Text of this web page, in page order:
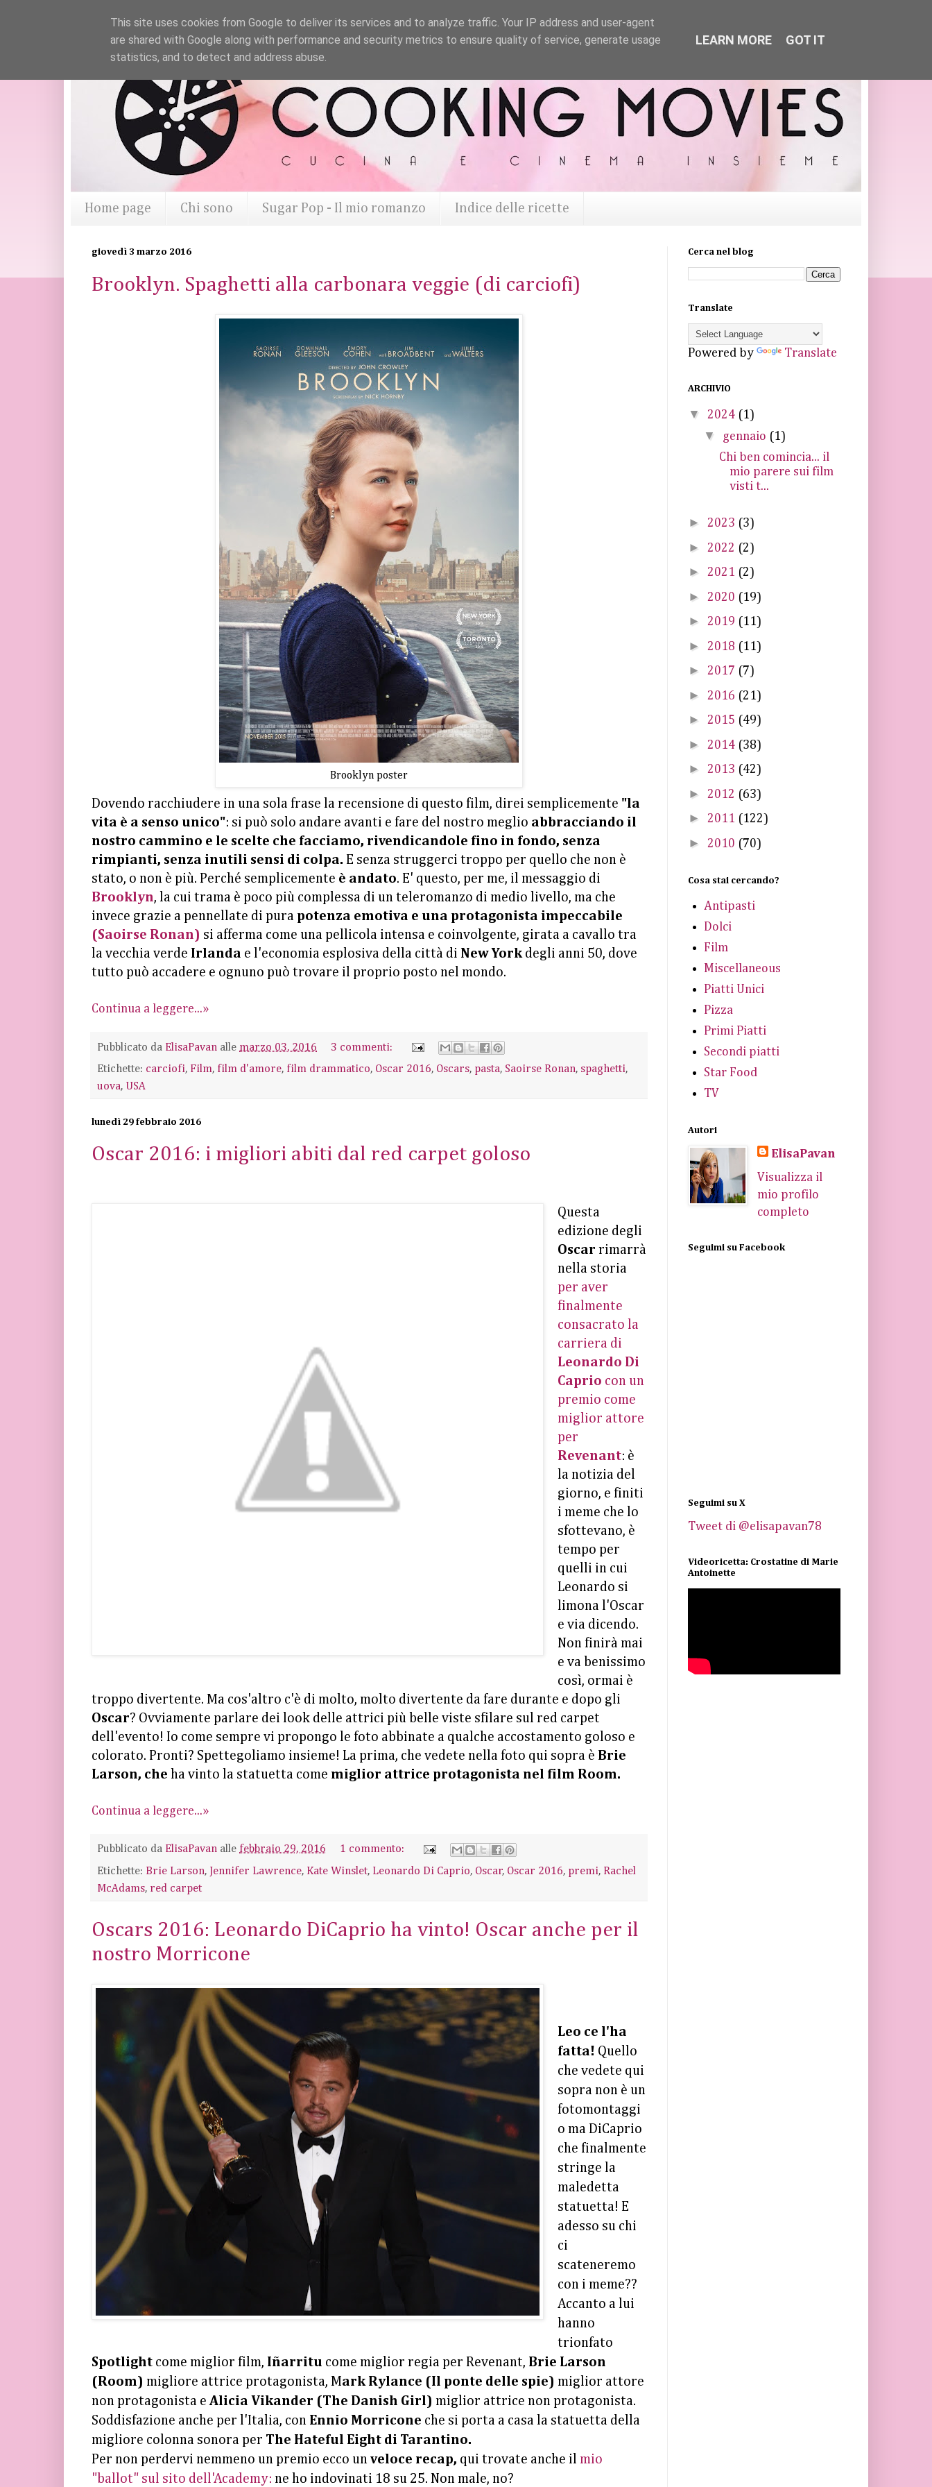
Home page Chi sono Sugar Pop - Il mio romanzo Indice delle ricette
giovedì 3 marzo 2016
Brooklyn. Spaghetti alla carbonara veggie (di carciofi)
Brooklyn poster
Dovendo racchiudere in una sola frase la recensione di questo film, direi semplicemente "la
vita è a senso unico": si può solo andare avanti e fare del nostro meglio abbracciando il
nostro cammino e le scelte che facciamo, rivendicandole fino in fondo, senza
rimpianti, senza inutili sensi di colpa. E senza struggerci troppo per quello che non è
stato, o non è più. Perché semplicemente è andato. E' questo, per me, il messaggio di
Brooklyn, la cui trama è poco più complessa di un teleromanzo di medio livello, ma che
invece grazie a pennellate di pura potenza emotiva e una protagonista impeccabile
(Saoirse Ronan) si afferma come una pellicola intensa e coinvolgente, girata a cavallo tra
la vecchia verde Irlanda e l'economia esplosiva della città di New York degli anni 50, dove
tutto può accadere e ognuno può trovare il proprio posto nel mondo.
Continua a leggere...»
Pubblicato da ElisaPavan alle marzo 03, 2016
3 commenti:
Etichette: carciofi, Film, film d'amore, film drammatico, Oscar 2016, Oscars, pasta, Saoirse Ronan, spaghetti,
uova, USA
lunedì 29 febbraio 2016
Oscar 2016: i migliori abiti dal red carpet goloso
Questa
edizione degli
Oscar rimarrà
nella storia
per aver
finalmente
consacrato la
carriera di
Leonardo Di
Caprio con un
premio come
miglior attore
per
Revenant: è
la notizia del
giorno, e finiti
i meme che lo
sfottevano, è
tempo per
quelli in cui
Leonardo si
limona l'Oscar
e via dicendo.
Non finirà mai
e va benissimo
così, ormai è
troppo divertente. Ma cos'altro c'è di molto, molto divertente da fare durante e dopo gli
Oscar? Ovviamente parlare dei look delle attrici più belle viste sfilare sul red carpet
dell'evento! Io come sempre vi propongo le foto abbinate a qualche accostamento goloso e
colorato. Pronti? Spettegoliamo insieme! La prima, che vedete nella foto qui sopra è Brie
Larson, che ha vinto la statuetta come miglior attrice protagonista nel film Room.
Continua a leggere...»
Pubblicato da ElisaPavan alle febbraio 29, 2016
1 commento:
Etichette: Brie Larson, Jennifer Lawrence, Kate Winslet, Leonardo Di Caprio, Oscar, Oscar 2016, premi, Rachel
McAdams, red carpet
Oscars 2016: Leonardo DiCaprio ha vinto! Oscar anche per il
nostro Morricone
Leo ce l'ha
fatta! Quello
che vedete qui
sopra non è un
fotomontaggi
o ma DiCaprio
che finalmente
stringe la
maledetta
statuetta! E
adesso su chi
ci
scateneremo
con i meme??
Accanto a lui
hanno
trionfato
Spotlight come miglior film, Iñarritu come miglior regia per Revenant, Brie Larson
(Room) migliore attrice protagonista, Mark Rylance (Il ponte delle spie) miglior attore
non protagonista eAlicia Vikander (The Danish Girl) miglior attrice non protagonista.
Soddisfazione anche per l'Italia, con Ennio Morricone che si porta a casa la statuetta della
migliore colonna sonora per The Hateful Eight di Tarantino.
Per non perdervi nemmeno un premio ecco un veloce recap, qui trovate anche il mio
"ballot" sul sito dell'Academy: ne ho indovinati 18 su 25. Non male, no?
Cerca nel blog
Translate
Powered by Translate
ARCHIVIO
▼ 2024 (1)
▼ gennaio (1)
Chi ben comincia... il
mio parere sui film
visti t...
► 2023 (3)
► 2022 (2)
► 2021 (2)
► 2020 (19)
► 2019 (11)
► 2018 (11)
► 2017 (7)
► 2016 (21)
► 2015 (49)
► 2014 (38)
► 2013 (42)
► 2012 (63)
► 2011 (122)
► 2010 (70)
Cosa stai cercando?
Antipasti
Dolci
Film
Miscellaneous
Piatti Unici
Pizza
Primi Piatti
Secondi piatti
Star Food
TV
Autori
ElisaPavan
Visualizza il
mio profilo
completo
Seguimi su Facebook
Seguimi su X
Tweet di @elisapavan78
Videoricetta: Crostatine di Marie
Antoinette
This site uses cookies from Google to deliver its services and to analyze traffic. Your IP address and user-agent
are shared with Google along with performance and security metrics to ensure quality of service, generate usage
statistics, and to detect and address abuse.
LEARN MORE GOT IT